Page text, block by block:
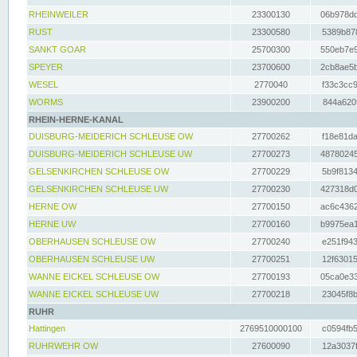
RHEINWEILER
23300130
RUST
23300580
SANKT GOAR
25700300
SPEYER
23700600
WESEL
2770040
WORMS
23900200
RHEIN-HERNE-KANAL
DUISBURG-MEIDERICH SCHLEUSE OW
27700262
DUISBURG-MEIDERICH SCHLEUSE UW
27700273
GELSENKIRCHEN SCHLEUSE OW
27700229
GELSENKIRCHEN SCHLEUSE UW
27700230
HERNE OW
27700150
HERNE UW
27700160
OBERHAUSEN SCHLEUSE OW
27700240
OBERHAUSEN SCHLEUSE UW
27700251
WANNE EICKEL SCHLEUSE OW
27700193
WANNE EICKEL SCHLEUSE UW
27700218
RUHR
Hattingen
2769510000100
RUHRWEHR OW
27600090